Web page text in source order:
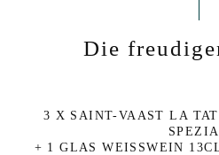
Die
3 X SAINT-VAAST LA
+ 1 GLAS WEISSWEIN